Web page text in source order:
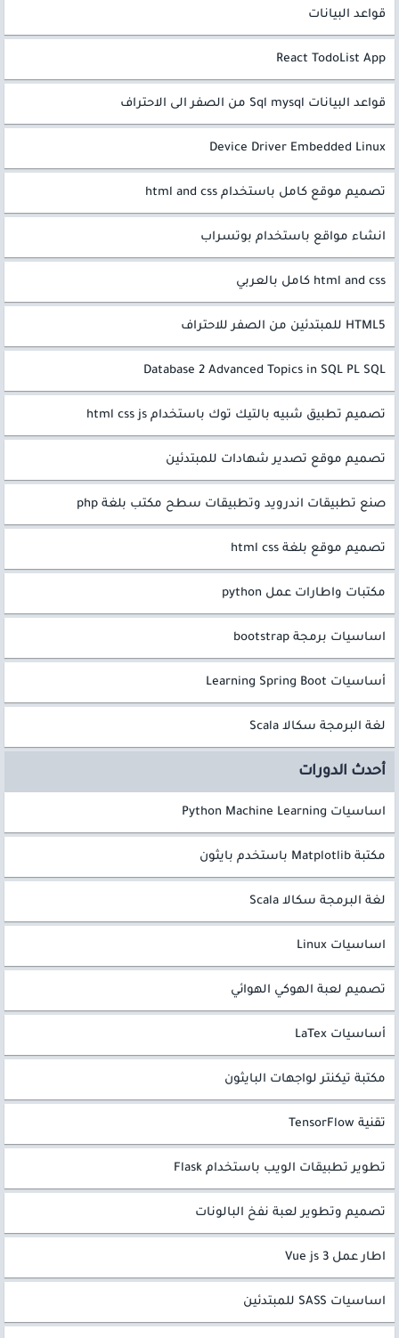
قواعد البيانات
React TodoList App
قواعد البيانات Sql mysql من الصفر الى الاحتراف
Device Driver Embedded Linux
تصميم موقع كامل باستخدام html and css
انشاء مواقع باستخدام بوتسراب
html and css كامل بالعربي
HTML5 للمبتدئين من الصفر للاحتراف
Database 2 Advanced Topics in SQL PL SQL
تصميم تطبيق شبيه بالتيك توك باستخدام html css js
تصميم موقع تصدير شهادات للمبتدئين
صنع تطبيقات اندرويد وتطبيقات سطح مكتب بلغة php
تصميم موقع بلغة html css
مكتبات واطارات عمل python
اساسيات برمجة bootstrap
أساسيات Learning Spring Boot
لغة البرمجة سكالا Scala
أحدث الدورات
اساسيات Python Machine Learning
مكتبة Matplotlib باستخدم بايثون
لغة البرمجة سكالا Scala
اساسيات Linux
تصميم لعبة الهوكي الهوائي
أساسيات LaTex
مكتبة تيكنتر لواجهات البايثون
تقنية TensorFlow
تطوير تطبيقات الويب باستخدام Flask
تصميم وتطوير لعبة نفخ البالونات
اطار عمل Vue js 3
اساسيات SASS للمبتدئين